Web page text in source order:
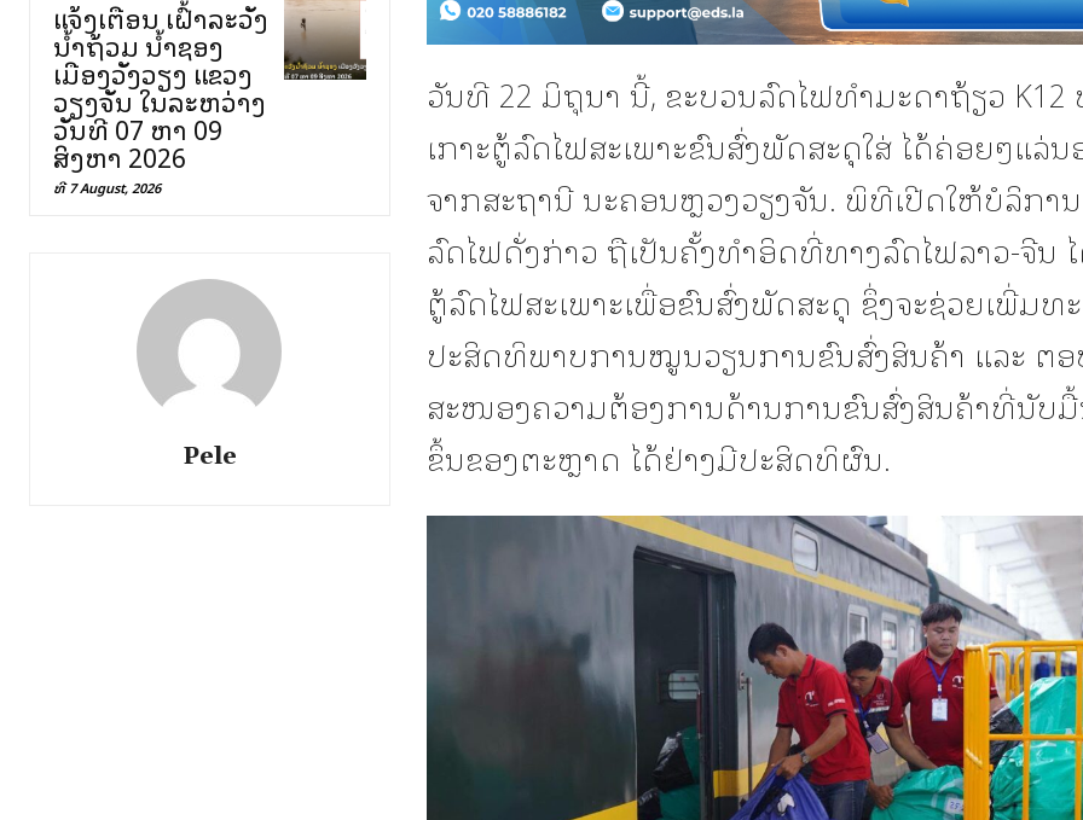
ແຈ້ງເຕືອນ ເຝົ້າລະວັງ
ນ້ຳຖ້ວມ ນ້ຳຊອງ
ເມືອງວັງວຽງ ແຂວງ
ວຽງຈັນ ໃນລະຫວ່າງ
ວັນທີ 07 ຫາ 09
ສິງຫາ 2026
ທີ 7 August, 2026
Pele
ວັນທີ 22 ມິຖຸນາ ນີ້, ຂະບວນລົດໄຟທຳມະດາຖ້ຽວ K12
ເກາະຕູ້ລົດໄຟສະເພາະຂົນສົ່ງພັດສະດຸໃສ່ ໄດ້ຄ່ອຍໆແລ່
ຈາກສະຖານີ ນະຄອນຫຼວງວຽງຈັນ. ພິທີເປີດໃຫ້ບໍລິກາ
ລົດໄຟດັ່ງກ່າວ ຖືເປັນຄັ້ງທຳອິດທີ່ທາງລົດໄຟລາວ-ຈີນ ໄ
ຕູ້ລົດໄຟສະເພາະເພື່ອຂົນສົ່ງພັດສະດຸ ຊຶ່ງຈະຊ່ວຍເພີ່ມທ
ປະສິດທິພາບການໝູນວຽນການຂົນສົ່ງສິນຄ້າ ແລະ ຕ
ສະໜອງຄວາມຕ້ອງການດ້ານການຂົນສົ່ງສິນຄ້າທີ່ນັບ
ຂຶ້ນຂອງຕະຫຼາດ ໄດ້ຢ່າງມີປະສິດທິຜົນ.